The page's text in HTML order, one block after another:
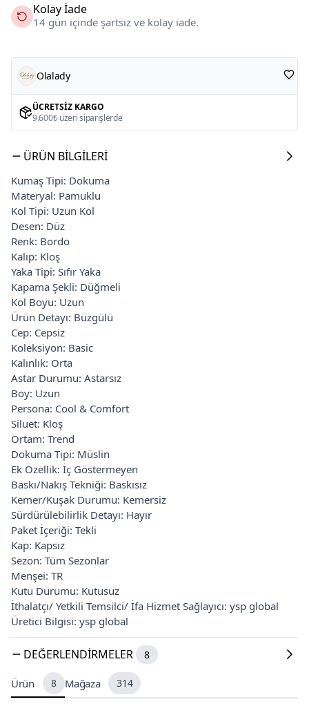
Kolay İade
14 gün içinde şartsız ve kolay iade.
Olalady
ÜCRETSIZ KARGO
9.600₺ üzeri siparişlerde
ÜRÜN BILGILERI
Kumaş Tipi: Dokuma
Materyal: Pamuklu
Kol Tipi: Uzun Kol
Desen: Düz
Renk: Bordo
Kalıp: Kloş
Yaka Tipi: Sıfır Yaka
Kapama Şekli: Düğmeli
Kol Boyu: Uzun
Ürün Detayı: Büzgülü
Cep: Cepsiz
Koleksiyon: Basic
Kalınlık: Orta
Astar Durumu: Astarsız
Boy: Uzun
Persona: Cool & Comfort
Siluet: Kloş
Ortam: Trend
Dokuma Tipi: Müslin
Ek Özellik: İç Göstermeyen
Baskı/Nakış Tekniği: Baskısız
Kemer/Kuşak Durumu: Kemersiz
Sürdürülebilirlik Detayı: Hayır
Paket İçeriği: Tekli
Kap: Kapsız
Sezon: Tüm Sezonlar
Menşei: TR
Kutu Durumu: Kutusuz
İthalatçı/ Yetkili Temsilci/ İfa Hizmet Sağlayıcı: ysp global
Üretici Bilgisi: ysp global
DEĞERLENDIRMELER 8
Ürün 8 Mağaza 314